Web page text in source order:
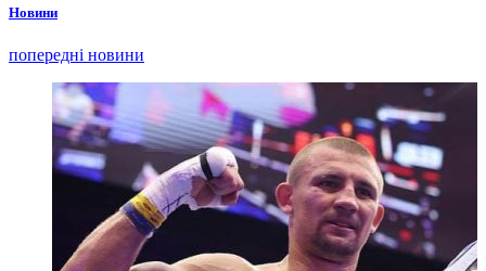
Новини
попередні новини